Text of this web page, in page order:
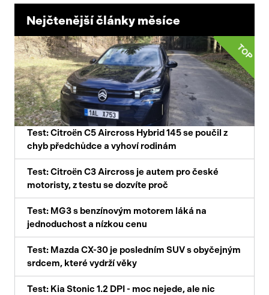
Nejčtenější články měsíce
TOP
Test: Citroën C5 Aircross Hybrid 145 se poučil z
chyb předchůdce a vyhoví rodinám
Test: Citroën C3 Aircross je autem pro české
motoristy, z testu se dozvíte proč
Test: MG3 s benzínovým motorem láká na
jednoduchost a nízkou cenu
Test: Mazda CX-30 je posledním SUV s obyčejným
srdcem, které vydrží věky
Test: Kia Stonic 1.2 DPI - moc nejede, ale nic